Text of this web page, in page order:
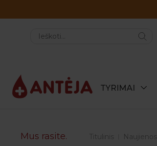
TYRIMAI
Mus rasite. Titulinis Naujienos